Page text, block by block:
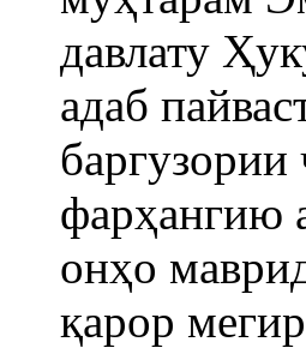
давлату
адаб
фарҳангию
онҳо
қарор